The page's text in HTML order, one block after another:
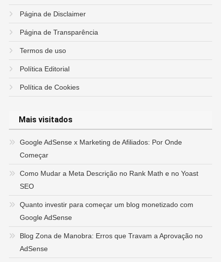
Página de Disclaimer
Página de Transparência
Termos de uso
Política Editorial
Política de Cookies
Mais visitados
Google AdSense x Marketing de Afiliados: Por Onde
Começar
Como Mudar a Meta Descrição no Rank Math e no Yoast
SEO
Quanto investir para começar um blog monetizado com
Google AdSense
Blog Zona de Manobra: Erros que Travam a Aprovação no
AdSense